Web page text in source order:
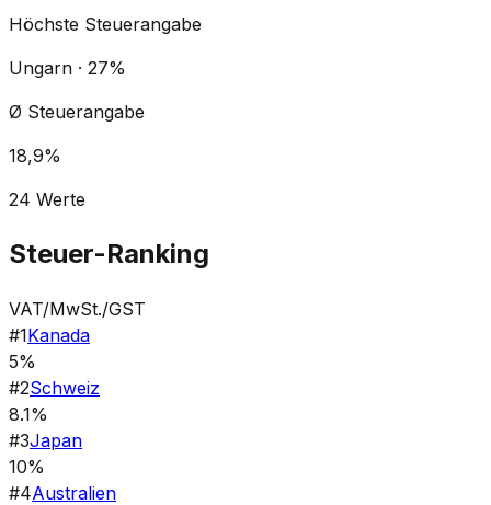
Höchste Steuerangabe
Ungarn · 27%
Ø Steuerangabe
18,9%
24 Werte
Steuer-Ranking
VAT/MwSt./GST
#1Kanada
5%
#2Schweiz
8.1%
#3Japan
10%
#4Australien